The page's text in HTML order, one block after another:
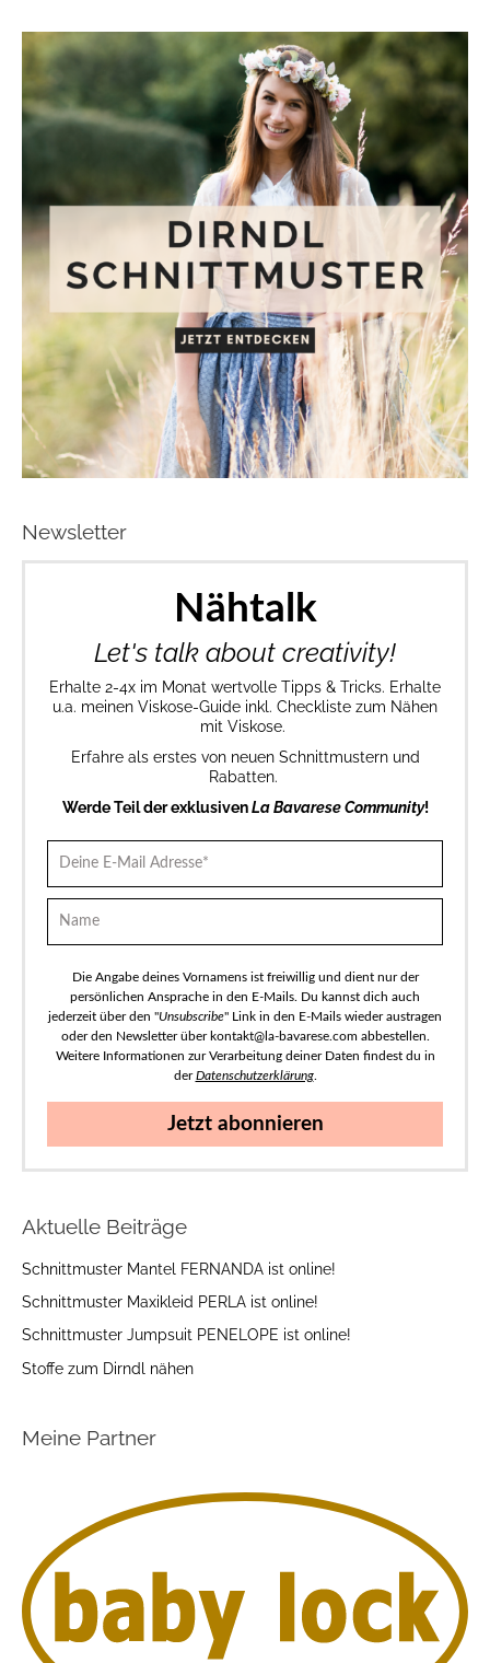
Newsletter
Nähtalk
Let's talk about creativity!
Erhalte 2-4x im Monat wertvolle Tipps & Tricks. Erhalte
u.a. meinen Viskose-Guide inkl. Checkliste zum Nähen
mit Viskose.
Erfahre als erstes von neuen Schnittmustern und
Rabatten.
Werde Teil der exklusivenLa Bavarese Community!
Die Angabe deines Vornamens ist freiwillig und dient nur der
persönlichen Ansprache in den E-Mails. Du kannst dich auch
jederzeit über den "Unsubscribe" Link in den E-Mails wieder austragen
oder den Newsletter über kontakt@la-bavarese.com abbestellen.
Weitere Informationen zur Verarbeitung deiner Daten findest du in
derDatenschutzerklärung.
Jetzt abonnieren
Aktuelle Beiträge
Schnittmuster Mantel FERNANDA ist online!
Schnittmuster Maxikleid PERLA ist online!
Schnittmuster Jumpsuit PENELOPE ist online!
Stoffe zum Dirndl nähen
Meine Partner